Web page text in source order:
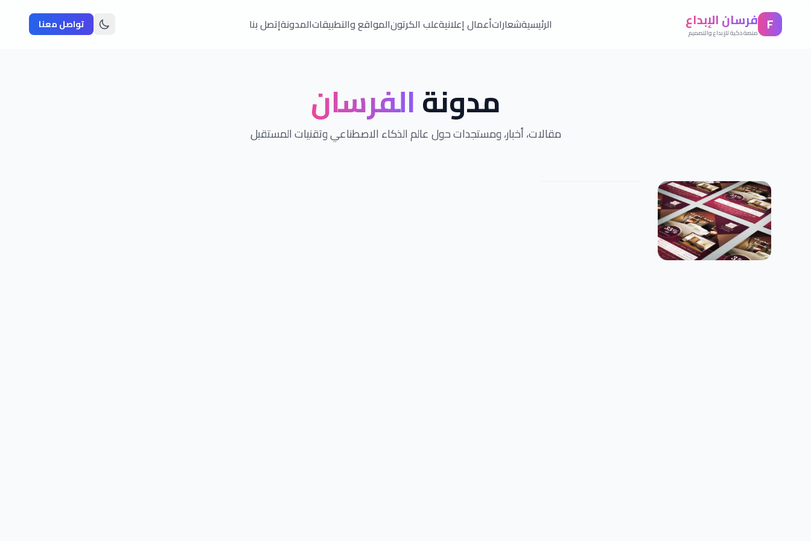
F فرسان الإبداع
منصة ذكية للإبداع والتصميم الرئيسيةشعاراتأعمال إعلانيةعلب الكرتونالمواقع والتطبيقاتالمدونةإتصل بنا تواصل معنا
مدونةالفرسان
مقالات، أخبار، ومستجدات حول عالم الذكاء الاصطناعي وتقنيات المستقبل